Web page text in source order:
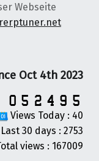
Webseite
Oct 4th 2023
Views Today : 40
30 days : 2753
views : 167009